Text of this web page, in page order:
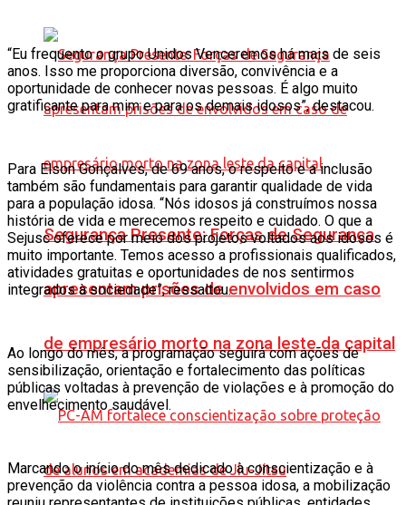
Segurança Presente: Forças de Segurança
apresentam prisões de envolvidos em caso
de empresário morto na zona leste da capital
“Eu frequento o grupo Unidos Venceremos há mais de seis
anos. Isso me proporciona diversão, convivência e a
oportunidade de conhecer novas pessoas. É algo muito
gratificante para mim e para os demais idosos”, destacou.
Para Elson Gonçalves, de 69 anos, o respeito e a inclusão
também são fundamentais para garantir qualidade de vida
para a população idosa. “Nós idosos já construímos nossa
história de vida e merecemos respeito e cuidado. O que a
Sejusc oferece por meio dos projetos voltados aos idosos é
muito importante. Temos acesso a profissionais qualificados,
atividades gratuitas e oportunidades de nos sentirmos
integrados à sociedade”, ressaltou.
Ao longo do mês, a programação seguirá com ações de
sensibilização, orientação e fortalecimento das políticas
públicas voltadas à prevenção de violações e à promoção do
envelhecimento saudável.
Marcando o início do mês dedicado à conscientização e à
prevenção da violência contra a pessoa idosa, a mobilização